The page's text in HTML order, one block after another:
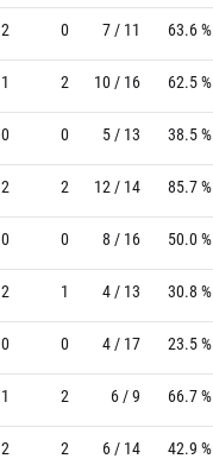
2 0 7 / 11 63.6 %
1 2 10 / 16 62.5 %
0 0 5 / 13 38.5 %
2 2 12 / 14 85.7 %
0 0 8 / 16 50.0 %
2 1 4 / 13 30.8 %
0 0 4 / 17 23.5 %
1 2 6 / 9 66.7 %
2 2 6 / 14 42.9 %